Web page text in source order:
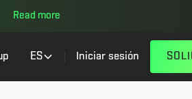
Read more
ES Iniciar sesión